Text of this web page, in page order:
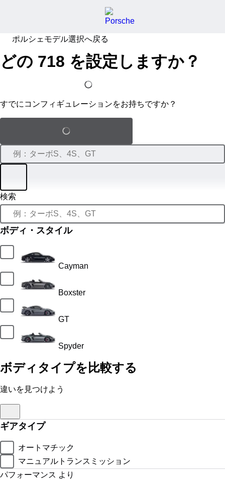
ポルシェモデル選択へ戻る
どの 718 を設定しますか？
私はすでにコンフィギュレーションを持っている
すでにコンフィギュレーションをお持ちですか？
保存された設定をロードする
ボディ・スタイル
Cayman
Boxster
GT
Spyder
ボディタイプを比較する
違いを見つけよう
ギアタイプ
オートマチック
マニュアルトランスミッション
パフォーマンス より